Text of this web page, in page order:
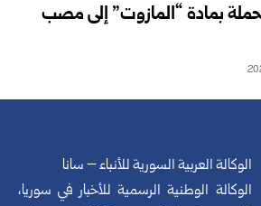
بمادة “المازوت” إلى مصب
الوكالة العربية السورية للأنباء – سانا
الوكالة الوطنية الرسمية للأخبار في سوريا،